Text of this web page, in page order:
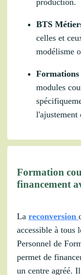
production.
BTS
celles et
modélisme
Formations
modules
l'ajustement
Formation
financement
La reconversion
accessible à tous
Personnel de
permet de
un centre agréé.